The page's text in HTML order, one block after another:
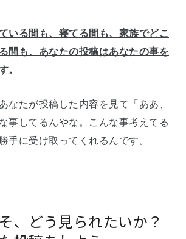
いる間も、寝てる間も、家族でどこ
間も、あなたの投稿はあなたの事を
。
なたが投稿した内容を見て「ああ、
事してるんやな。こんな事考えてる
手に受け取ってくれるんです。
、どう見られたいか？